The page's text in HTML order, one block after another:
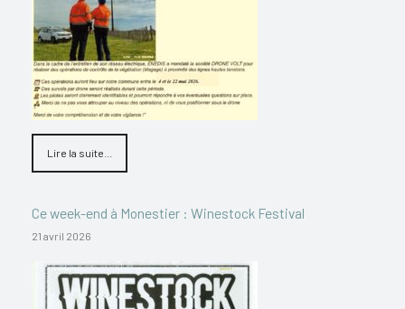
Lire la suite...
Ce week-end à Monestier : Winestock Festival
21 avril 2026